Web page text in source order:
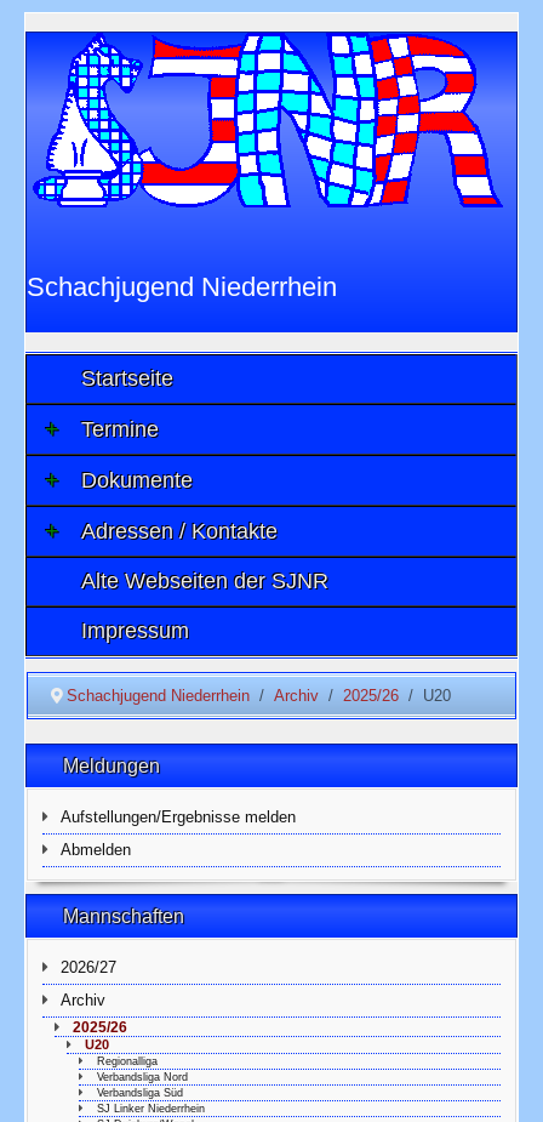
Schachjugend Niederrhein
imNiederrheinischen Schachverband 1901
e.V.
Startseite
Termine
Dokumente
Adressen / Kontakte
Alte Webseiten der SJNR
Impressum
Schachjugend Niederrhein Archiv 2025/26 U20
Meldungen
Aufstellungen/Ergebnisse melden
Abmelden
Mannschaften
2026/27
Archiv
2025/26
U20
Regionalliga
Verbandsliga Nord
Verbandsliga Süd
SJ Linker Niederrhein